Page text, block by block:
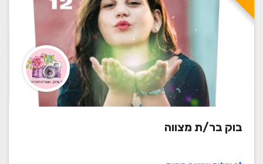
בוק בר/ת מצווה